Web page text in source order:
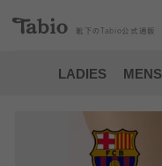
靴下の Tabio 公式通販
LADIES MENS